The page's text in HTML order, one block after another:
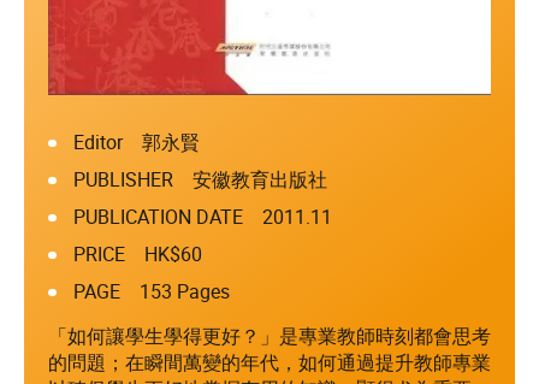
Editor 郭永賢
PUBLISHER 安徽教育出版社
PUBLICATION DATE 2011.11
PRICE HK$60
PAGE 153 Pages
「如何讓學生學得更好？」是專業教師時刻都會思考
的問題；在瞬間萬變的年代，如何通過提升教師專業